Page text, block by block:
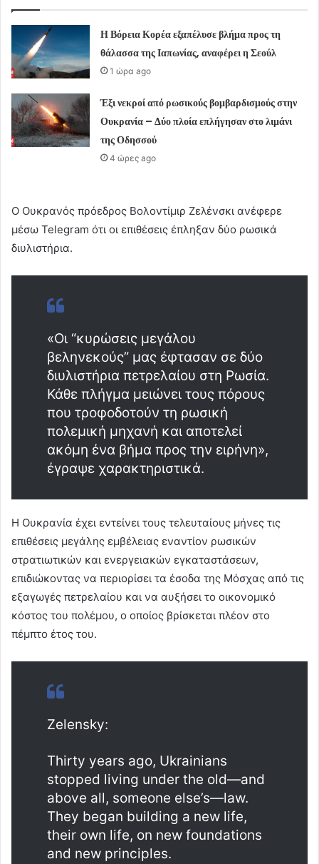
Η Βόρεια Κορέα εξαπέλυσε βλήμα προς τη
θάλασσα της Ιαπωνίας, αναφέρει η Σεούλ
1 ώρα ago
Έξι νεκροί από ρωσικούς βομβαρδισμούς στην
Ουκρανία – Δύο πλοία επλήγησαν στο λιμάνι
της Οδησσού
4 ώρες ago
Ο Ουκρανός πρόεδρος Βολοντίμιρ Ζελένσκι ανέφερε
μέσω Telegram ότι οι επιθέσεις έπληξαν δύο ρωσικά
διυλιστήρια.
«Οι “κυρώσεις μεγάλου
βεληνεκούς” μας έφτασαν σε δύο
διυλιστήρια πετρελαίου στη Ρωσία.
Κάθε πλήγμα μειώνει τους πόρους
που τροφοδοτούν τη ρωσική
πολεμική μηχανή και αποτελεί
ακόμη ένα βήμα προς την ειρήνη»,
έγραψε χαρακτηριστικά.
Η Ουκρανία έχει εντείνει τους τελευταίους μήνες τις
επιθέσεις μεγάλης εμβέλειας εναντίον ρωσικών
στρατιωτικών και ενεργειακών εγκαταστάσεων,
επιδιώκοντας να περιορίσει τα έσοδα της Μόσχας από τις
εξαγωγές πετρελαίου και να αυξήσει το οικονομικό
κόστος του πολέμου, ο οποίος βρίσκεται πλέον στο
πέμπτο έτος του.
Zelensky:
Thirty years ago, Ukrainians
stopped living under the old—and
above all, someone else’s—law.
They began building a new life,
their own life, on new foundations
and new principles.